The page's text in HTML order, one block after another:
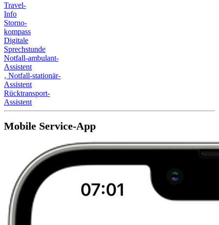
Travel-
Info
Storno-
kompass
Digitale
Sprechstunde
Notfall-ambulant-
Assistent
‚ Notfall-stationär-
Assistent
Rücktransport-
Assistent
Mobile Service-App